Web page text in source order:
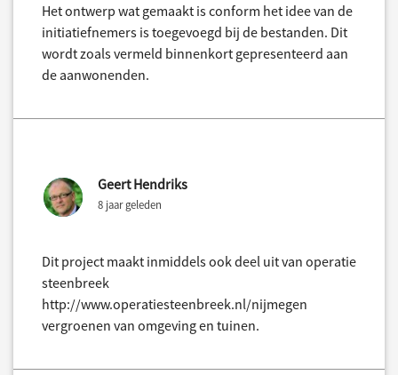
Het ontwerp wat gemaakt is conform het idee van de
initiatiefnemers is toegevoegd bij de bestanden. Dit
wordt zoals vermeld binnenkort gepresenteerd aan
de aanwonenden.
Geert Hendriks
8 jaar geleden
Dit project maakt inmiddels ook deel uit van operatie
steenbreek
http://www.operatiesteenbreek.nl/nijmegen
vergroenen van omgeving en tuinen.